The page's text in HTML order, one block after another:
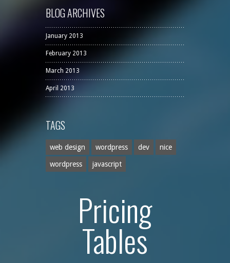
BLOG ARCHIVES
January 2013
February 2013
March 2013
April 2013
TAGS
web design wordpress dev nice
wordpress javascript
Pricing
Tables